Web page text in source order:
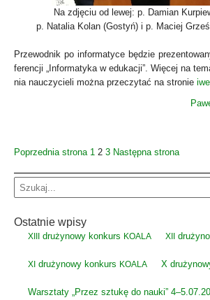
Na zdję­ciu od lewej: p. Damian
p. Nata­lia Kolan (Gostyń) i p. Maciej
Prze­wod­nik po infor­ma­ty­ce będzie
fe­ren­cji „Infor­ma­ty­ka w edu­ka­cji”. Wię­cej na
nia nauczy­cie­li moż­na prze­czy­tać na stro­nie
Poprzednia strona 1 2 3 Następna strona
Ostatnie wpisy
XIII drużynowy konkurs KOALA XII
XI drużynowy konkurs KOALA X
Warsztaty „Przez sztukę do nauki”